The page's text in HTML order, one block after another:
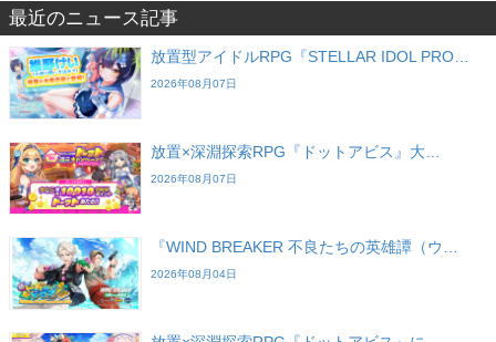
最近のニュース記事
放置型アイドルRPG『STELLAR IDOL PRO…
2026年08月07日
放置×深淵探索RPG『ドットアビス』大…
2026年08月07日
『WIND BREAKER 不良たちの英雄譚（ウ…
2026年08月04日